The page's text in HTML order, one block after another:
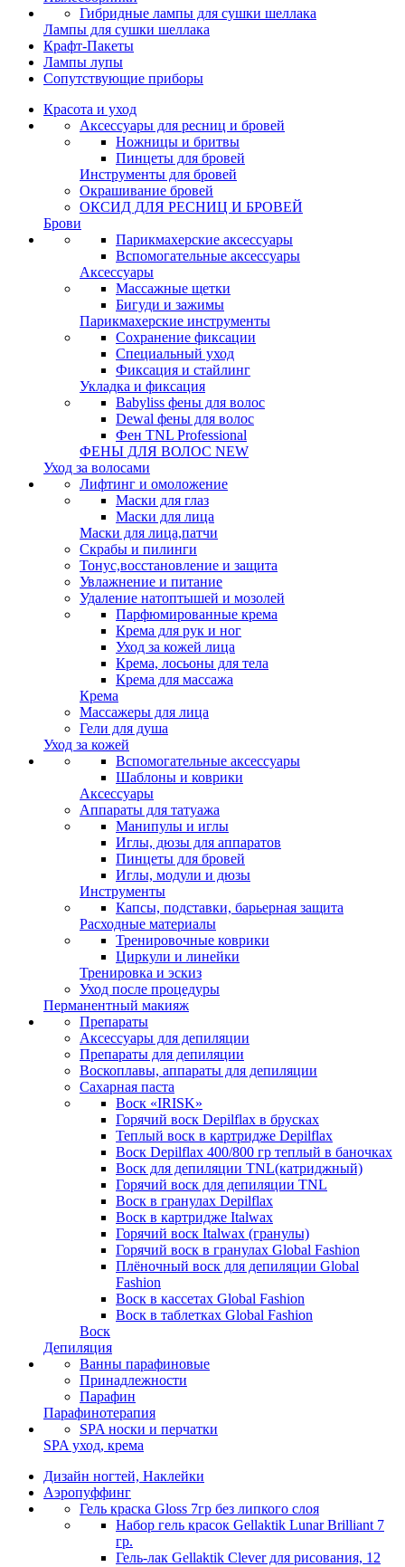
Гибридные лампы для сушки шеллака
Лампы для сушки шеллака
Крафт-Пакеты
Лампы лупы
Сопутствующие приборы
Красота и уход
Аксессуары для ресниц и бровей
Ножницы и бритвы
Пинцеты для бровей
Инструменты для бровей
Окрашивание бровей
ОКСИД ДЛЯ РЕСНИЦ И БРОВЕЙ
Брови
Парикмахерские аксессуары
Вспомогательные аксессуары
Аксессуары
Массажные щетки
Бигуди и зажимы
Парикмахерские инструменты
Сохранение фиксации
Специальный уход
Фиксация и стайлинг
Укладка и фиксация
Babyliss фены для волос
Dewal фены для волос
Фен TNL Professional
ФЕНЫ ДЛЯ ВОЛОС NEW
Уход за волосами
Лифтинг и омоложение
Маски для глаз
Маски для лица
Маски для лица,патчи
Скрабы и пилинги
Тонус,восстановление и защита
Увлажнение и питание
Удаление натоптышей и мозолей
Парфюмированные крема
Крема для рук и ног
Уход за кожей лица
Крема, лосьоны для тела
Крема для массажа
Крема
Массажеры для лица
Гели для душа
Уход за кожей
Вспомогательные аксессуары
Шаблоны и коврики
Аксессуары
Аппараты для татуажа
Манипулы и иглы
Иглы, дюзы для аппаратов
Пинцеты для бровей
Иглы, модули и дюзы
Инструменты
Капсы, подставки, барьерная защита
Расходные материалы
Тренировочные коврики
Циркули и линейки
Тренировка и эскиз
Уход после процедуры
Перманентный макияж
Препараты
Аксессуары для депиляции
Препараты для депиляции
Воскоплавы, аппараты для депиляции
Сахарная паста
Воск «IRISK»
Горячий воск Depilflax в брусках
Теплый воск в картридже Depilflax
Воск Depilflax 400/800 гр теплый в баночках
Воск для депиляции TNL(катриджный)
Горячий воск для депиляции TNL
Воск в гранулах Depilflax
Воск в картридже Italwax
Горячий воск Italwax (гранулы)
Горячий воск в гранулах Global Fashion
Плёночный воск для депиляции Global
Fashion
Воск в каcсетах Global Fashion
Воск в таблетках Global Fashion
Воск
Депиляция
Ванны парафиновые
Принадлежности
Парафин
Парафинотерапия
SPA носки и перчатки
SPA уход, крема
Дизайн ногтей, Наклейки
Аэропуффинг
Гель краска Gloss 7гр без липкого слоя
Набор гель красок Gellaktik Lunar Brilliant 7
гр.
Гель-лак Gellaktik Clever для рисования, 12